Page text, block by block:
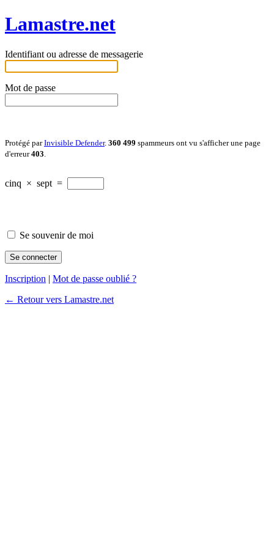
Lamastre.net
Identifiant ou adresse de messagerie
Mot de passe
Protégé parInvisible Defender. 360 499 spammeurs ont vu s'afficher une page
d'erreur403
cinq × sept =
Se souvenir de moi
Inscription | Mot de passe oublié ?
← Retour vers Lamastre.net